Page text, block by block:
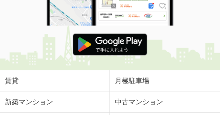
賃貸 月極駐車場
新築マンション 中古マンション